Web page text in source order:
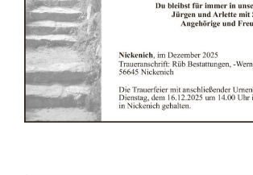
r
n